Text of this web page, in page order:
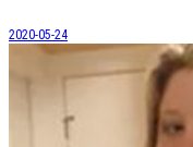
2020-05-24